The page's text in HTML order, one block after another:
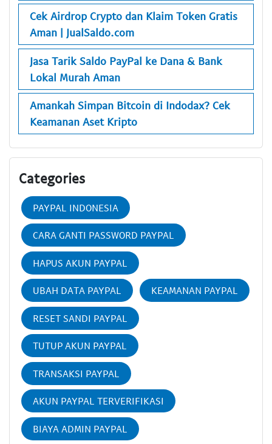
Cek Airdrop Crypto dan Klaim Token Gratis
Aman | JualSaldo.com
Jasa Tarik Saldo PayPal ke Dana & Bank
Lokal Murah Aman
Amankah Simpan Bitcoin di Indodax? Cek
Keamanan Aset Kripto
Categories
PAYPAL INDONESIA
CARA GANTI PASSWORD PAYPAL
HAPUS AKUN PAYPAL
UBAH DATA PAYPAL KEAMANAN PAYPAL
RESET SANDI PAYPAL
TUTUP AKUN PAYPAL
TRANSAKSI PAYPAL
AKUN PAYPAL TERVERIFIKASI
BIAYA ADMIN PAYPAL